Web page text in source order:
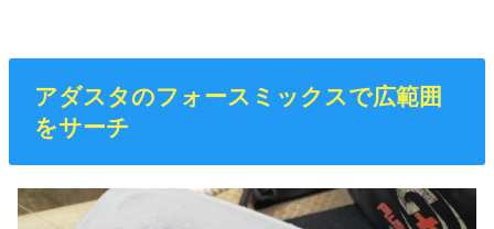
アダスタのフォースミックスで広範囲
をサーチ